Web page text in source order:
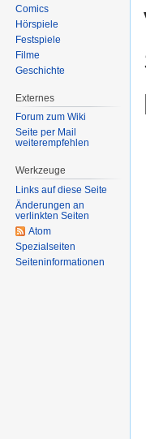
Comics
Hörspiele
Festspiele
Filme
Geschichte
Externes
Forum zum Wiki
Seite per Mail
weiterempfehlen
Werkzeuge
Links auf diese Seite
Änderungen an
verlinkten Seiten
Atom
Spezialseiten
Seiten­informationen